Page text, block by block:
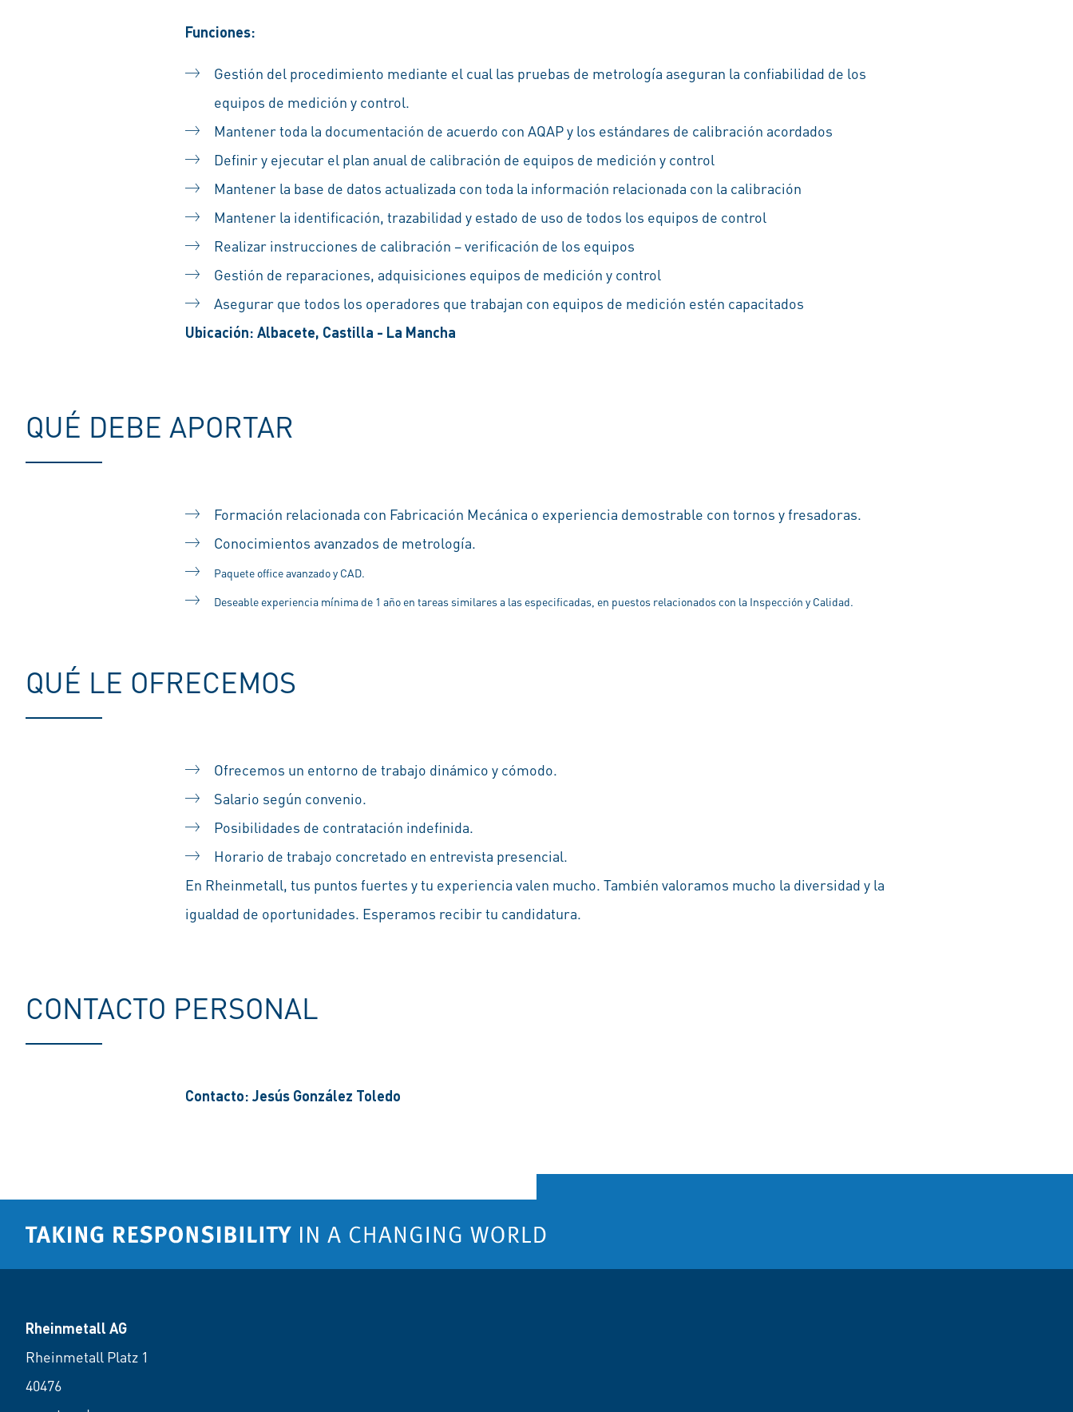
Funciones:
Gestión del procedimiento mediante el cual las pruebas de metrología aseguran la confiabilidad de los
equipos de medición y control.
Mantener toda la documentación de acuerdo con AQAP y los estándares de calibración acordados
Definir y ejecutar el plan anual de calibración de equipos de medición y control
Mantener la base de datos actualizada con toda la información relacionada con la calibración
Mantener la identificación, trazabilidad y estado de uso de todos los equipos de control
Realizar instrucciones de calibración – verificación de los equipos
Gestión de reparaciones, adquisiciones equipos de medición y control
Asegurar que todos los operadores que trabajan con equipos de medición estén capacitados
Ubicación: Albacete, Castilla - La Mancha
QUÉ DEBE APORTAR
Formación relacionada con Fabricación Mecánica o experiencia demostrable con tornos y fresadoras.
Conocimientos avanzados de metrología.
Paquete office avanzado y CAD.
Deseable experiencia mínima de 1 año en tareas similares a las especificadas, en puestos relacionados con la Inspección y Calidad.
QUÉ LE OFRECEMOS
Ofrecemos un entorno de trabajo dinámico y cómodo.
Salario según convenio.
Posibilidades de contratación indefinida.
Horario de trabajo concretado en entrevista presencial.
En Rheinmetall, tus puntos fuertes y tu experiencia valen mucho. También valoramos mucho la diversidad y la
igualdad de oportunidades. Esperamos recibir tu candidatura.
CONTACTO PERSONAL
Contacto: Jesús González Toledo
Rheinmetall AG
Rheinmetall Platz 1
40476